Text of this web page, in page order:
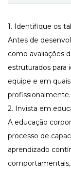
1. Identifique os
Antes de
como avaliações
estruturados para
equipe e em
profissionalmente.
2. Invista em
A educação
processo de
aprendizado